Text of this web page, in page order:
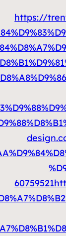
https://
60759521